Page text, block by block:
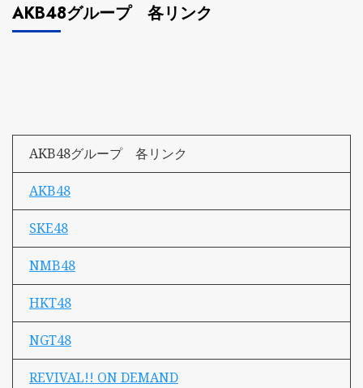
AKB48グループ 各リンク
AKB48グループ 各リンク
AKB48
SKE48
NMB48
HKT48
NGT48
REVIVAL!! ON DEMAND